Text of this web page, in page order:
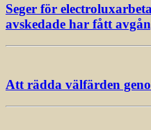
Seger för
avskedade har fått
Att rädda välfärden